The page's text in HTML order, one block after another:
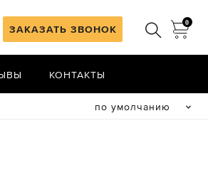
ЗАКАЗАТЬ ЗВОНОК
0
КОНТАКТЫ
по умолчанию